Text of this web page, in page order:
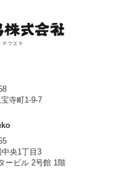
寺町1-9-7
央1丁目3
ービル 2号館 1階